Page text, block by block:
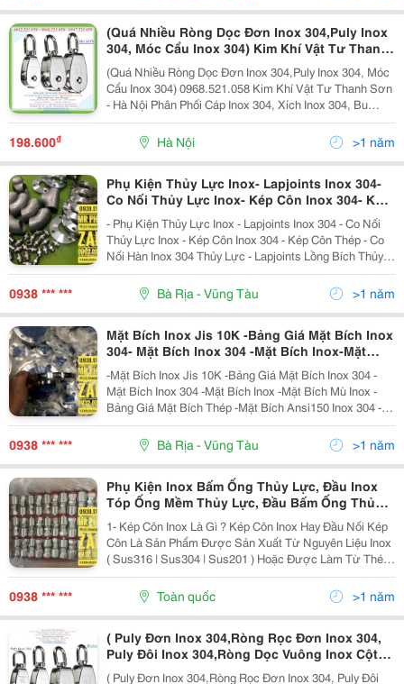
(Quá Nhiều Ròng Dọc Đơn Inox 304,Puly Inox
304, Móc Cẩu Inox 304) Kim Khí Vật Tư Thanh
Sơn - Hà Nội Phân Phối Cáp Inox 304, Xích
Inox 304, Bu Lông Inox 304, Kẹp Cáp Inox 304,
Tăng Đơ Inox 304,
(Quá Nhiều Ròng Dọc Đơn Inox 304,Puly Inox 304, Móc
Cẩu Inox 304) 0968.521.058 Kim Khí Vật Tư Thanh Sơn
- Hà Nội Phân Phối Cáp Inox 304, Xích Inox 304, Bu
Lông Inox 304, Kẹp Cáp Inox 304, Tăng Đơ Inox 304, Lót
Cáp Inox 304,Mã Ní Inox 304, Móc Bấm An...
198.600₫ Hà Nội >1 năm
Phụ Kiện Thủy Lực Inox- Lapjoints Inox 304-
Co Nối Thủy Lực Inox- Kép Côn Inox 304- Kép
Côn Thép- Co Nối Hàn Inox 304 Thủy Lực-
Lapjoints Lồng Bích Thủy Lực-Tê Hàn Inox
Thủy Lực
- Phụ Kiện Thủy Lực Inox - Lapjoints Inox 304 - Co Nối
Thủy Lực Inox - Kép Côn Inox 304 - Kép Côn Thép - Co
Nối Hàn Inox 304 Thủy Lực - Lapjoints Lồng Bích Thủy
Lực - Tê Hàn Inox Thủy Lực
0938 *** *** Bà Rịa - Vũng Tàu >1 năm
Mặt Bích Inox Jis 10K -Bảng Giá Mặt Bích Inox
304- Mặt Bích Inox 304 -Mặt Bích Inox-Mặt
Bích Mù Inox -Bảng Giá Mặt Bích Thép- Mặt
Bích Ansi150 Inox 304-Mặt Bích Inox 304
Pn16-Kép Côn Inox 304-Kép 2 Đầu Côn Lồi
Inox 304
-Mặt Bích Inox Jis 10K -Bảng Giá Mặt Bích Inox 304 -
Mặt Bích Inox 304 -Mặt Bích Inox -Mặt Bích Mù Inox -
Bảng Giá Mặt Bích Thép -Mặt Bích Ansi150 Inox 304 -
Mặt Bích Inox 304 Pn16 -Kép Côn Inox 304 -Kép 2 Đầu
Côn Lồi Inox 304
0938 *** *** Bà Rịa - Vũng Tàu >1 năm
Phụ Kiện Inox Bấm Ống Thủy Lực, Đầu Inox
Tóp Ống Mềm Thủy Lực, Đầu Bấm Ống Thủy
Lực , Đầu Nối Ống Thủy Lực Inox ,Cốt Đầu
Bấm Ống Thủy Lực , Đầu Ép Cốt Thủy Lực ,
Đầu Cốt Thủy Lực Bằng Inox , Kép Côn Inox
G1/2 Thủy Lực
1- Kép Côn Inox Là Gì ? Kép Côn Inox Hay Đầu Nối Kép
Côn Là Sản Phẩm Được Sản Xuất Từ Nguyên Liệu Inox
( Sus316 | Sus304 | Sus201 ) Hoặc Được Làm Từ Thép
, Đồng Và Được Gọi Là Kép Côn Thép , Kép Côn Đồng
... Kép Côn Inox 304 Là Thiết Bị Dùng Để...
0938 *** *** Toàn quốc >1 năm
( Puly Đơn Inox 304,Ròng Rọc Đơn Inox 304,
Puly Đôi Inox 304,Ròng Dọc Vuông Inox Cột
Cờ) Kim Khí Tổng Hợp Thanh Sơn - Hà Nội Có
( Puly Đơn Inox 304,Ròng Rọc Đơn Inox 304, Puly Đôi